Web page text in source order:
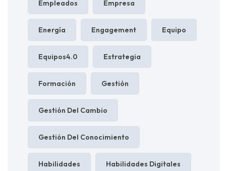
Empleados Empresa
Energía Engagement Equipo
Equipos4.0 Estrategia
Formación Gestión
Gestión Del Cambio
Gestión Del Conocimiento
Habilidades Habilidades Digitales